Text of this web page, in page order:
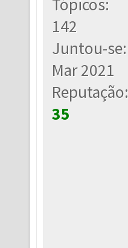
Tópicos:
142
Juntou-se:
Mar 2021
Reputação:
35